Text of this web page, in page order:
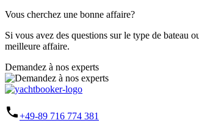
Vous cherchez une bonne affaire?
Si vous avez des questions sur le type de bateau
meilleure affaire.
Demandez à nos experts
phone+49-89 716 774 381